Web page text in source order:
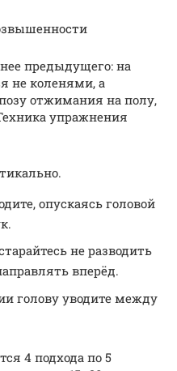
предыдущего: на
не коленями, а
отжимания на полу,
упражнения
опускаясь головой
не разводить
вперёд.
голову уводите между
4 подхода по 5